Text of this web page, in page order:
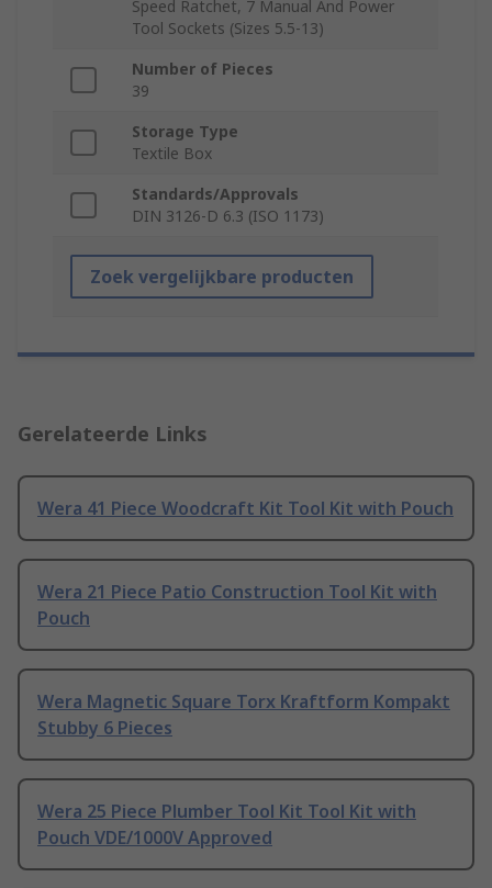
Speed Ratchet, 7 Manual And Power
Tool Sockets (Sizes 5.5-13)
Number of Pieces
39
Storage Type
Textile Box
Standards/Approvals
DIN 3126-D 6.3 (ISO 1173)
Zoek vergelijkbare producten
Gerelateerde Links
Wera 41 Piece Woodcraft Kit Tool Kit with Pouch
Wera 21 Piece Patio Construction Tool Kit with
Pouch
Wera Magnetic Square Torx Kraftform Kompakt
Stubby 6 Pieces
Wera 25 Piece Plumber Tool Kit Tool Kit with
Pouch VDE/1000V Approved